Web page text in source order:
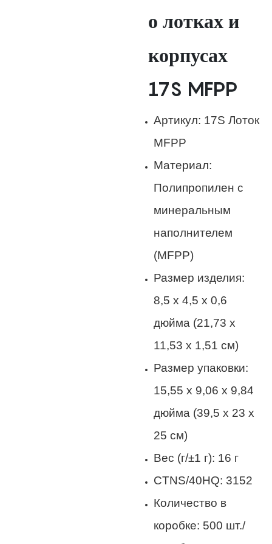
о лотках и
корпусах
17S MFPP
Артикул: 17S Лоток
MFPP
Материал:
Полипропилен с
минеральным
наполнителем
(MFPP)
Размер изделия:
8,5 x 4,5 x 0,6
дюйма (21,73 x
11,53 x 1,51 см)
Размер упаковки:
15,55 x 9,06 x 9,84
дюйма (39,5 x 23 x
25 см)
Вес (г/±1 г): 16 г
CTNS/40HQ: 3152
Количество в
коробке: 500 шт./